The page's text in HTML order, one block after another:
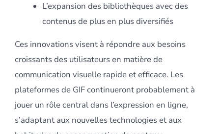
L’expansion des bibliothèques avec des
contenus de plus en plus diversifiés
Ces innovations visent à répondre aux besoins
croissants des utilisateurs en matière de
communication visuelle rapide et efficace. Les
plateformes de GIF continueront probablement à
jouer un rôle central dans l’expression en ligne,
s’adaptant aux nouvelles technologies et aux